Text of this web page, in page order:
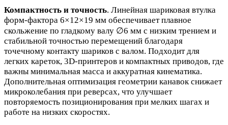
Компактность и точность. Линейная шариковая втулка
форм‑фактора 6×12×19 мм обеспечивает плавное
скольжение по гладкому валу ∅6 мм с низким трением и
стабильной точностью перемещений благодаря
точечному контакту шариков с валом. Подходит для
легких кареток, 3D‑принтеров и компактных приводов, где
важны минимальная масса и аккуратная кинематика.
Дополнительная оптимизация геометрии канавок снижает
микроколебания при реверсах, что улучшает
повторяемость позиционирования при мелких шагах и
работе на низких скоростях.